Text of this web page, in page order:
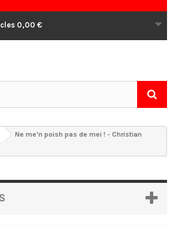
0,00 €
Ne me'n poish pas de mei ! - Christian